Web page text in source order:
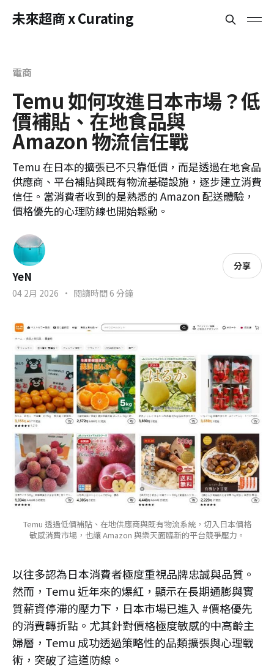
未來超商 x Curating
電商
Temu 如何攻進日本市場？低
價補貼、在地食品與
Amazon 物流信任戰
Temu 在日本的擴張已不只靠低價，而是透過在地食品
供應商、平台補貼與既有物流基礎設施，逐步建立消費
信任。當消費者收到的是熟悉的 Amazon 配送體驗，
價格優先的心理防線也開始鬆動。
YeN
04 2月 2026 • 閱讀時間 6 分鐘
分享
Temu 透過低價補貼、在地供應商與既有物流系統，切入日本價格
敏感消費市場，也讓 Amazon 與樂天面臨新的平台競爭壓力。
以往多認為日本消費者極度重視品牌忠誠與品質。
然而，Temu 近年來的爆紅，顯示在長期通膨與實
質薪資停滯的壓力下，日本市場已進入 #價格優先
的消費轉折點。尤其針對價格極度敏感的中高齡主
婦層，Temu 成功透過策略性的品類擴張與心理戰
術，突破了這道防線。